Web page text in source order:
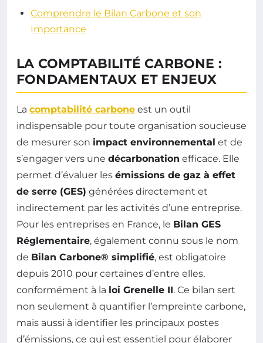
Comprendre le Bilan Carbone et son
Importance
LA COMPTABILITÉ CARBONE :
FONDAMENTAUX ET ENJEUX
La comptabilité carbone est un outil
indispensable pour toute organisation soucieuse
de mesurer son impact environnemental et de
s’engager vers une décarbonation efficace. Elle
permet d’évaluer les émissions de gaz à effet
de serre (GES) générées directement et
indirectement par les activités d’une entreprise.
Pour les entreprises en France, le Bilan GES
Réglementaire, également connu sous le nom
de Bilan Carbone® simplifié, est obligatoire
depuis 2010 pour certaines d’entre elles,
conformément à la loi Grenelle II. Ce bilan sert
non seulement à quantifier l’empreinte carbone,
mais aussi à identifier les principaux postes
d’émissions, ce qui est essentiel pour élaborer